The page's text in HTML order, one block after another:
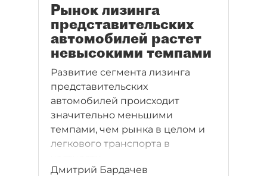
Рынок лизинга
представительских
автомобилей растет
невысокими темпами
Развитие сегмента лизинга
представительских
автомобилей происходит
значительно меньшими
темпами, чем рынка в целом и
легкового транспорта в
Дмитрий Бардачев